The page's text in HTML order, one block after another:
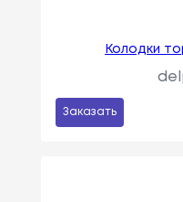
Колодки
Заказать